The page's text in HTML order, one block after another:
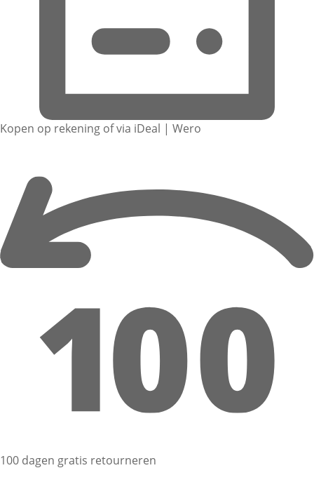
Kopen op rekening of via iDeal | Wero
100 dagen gratis retourneren